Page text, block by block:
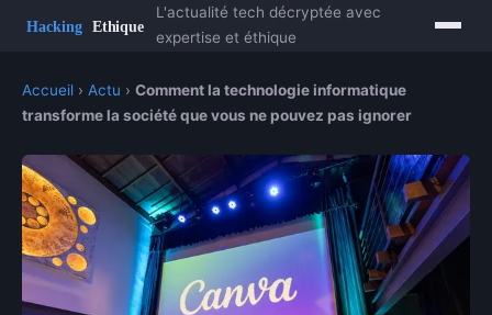
L'actualité tech décryptée avec
expertise et éthique
Accueil › Actu › Comment la technologie informatique
transforme la société que vous ne pouvez pas ignorer